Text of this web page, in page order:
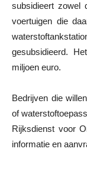
subsidieert zowel
voertuigen die
gesubsidieerd.
miljoen euro.
Bedrijven die
of
Rijksdienst voor
informatie en